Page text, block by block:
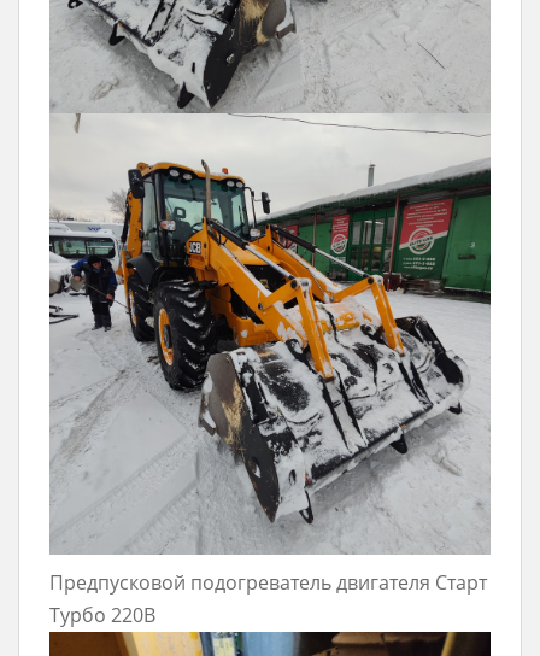
Предпусковой подогреватель двигателя Старт
Турбо 220В